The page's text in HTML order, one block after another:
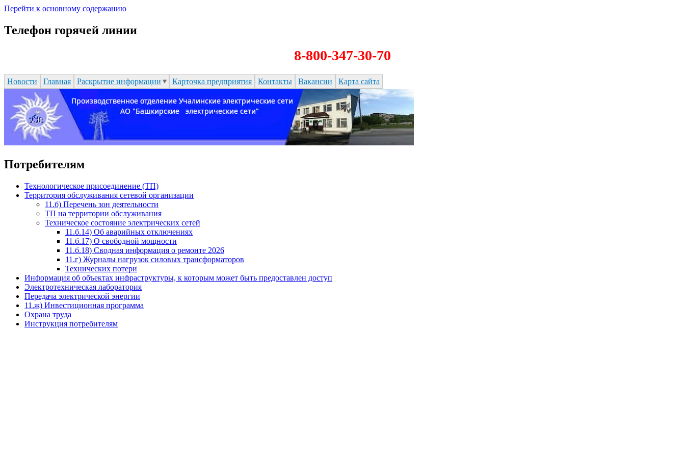
Перейти к основному содержанию
Телефон горячей линии
8-800-347-30-70
Новости Главная Раскрытие информации Карточка предприятия Контакты Вакансии Карта сайта
Потребителям
Технологическое присоединение (ТП)
Территория обслуживания сетевой организации
11.б) Перечень зон деятельности
ТП на территории обслуживания
Техническое состояние электрических сетей
11.б.14) Об аварийных отключениях
11.б.17) О свободной мощности
11.б.18) Сводная информация о ремонте 2026
11.г) Журналы нагрузок силовых трансформаторов
Технических потери
Информация об объектах инфраструктуры, к которым может быть предоставлен доступ
Электротехническая лаборатория
Передача электрической энергии
11.ж) Инвестиционная программа
Охрана труда
Инструкция потребителям